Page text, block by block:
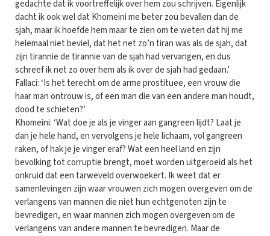
gedachte dat ik voortreffelijk over hem zou schrijven. Eigenlijk
dacht ik ook wel dat Khomeini me beter zou bevallen dan de
sjah, maar ik hoefde hem maar te zien om te weten dat hij me
helemaal niet beviel, dat het net zo’n tiran was als de sjah, dat
zijn tirannie de tirannie van de sjah had vervangen, en dus
schreef ik net zo over hem als ik over de sjah had gedaan.’
Fallaci: ‘Is het terecht om de arme prostituee, een vrouw die
haar man ontrouw is, of een man die van een andere man houdt,
dood te schieten?’
Khomeini: ‘Wat doe je als je vinger aan gangreen lijdt? Laat je
dan je hele hand, en vervolgens je hele lichaam, vol gangreen
raken, of hak je je vinger eraf? Wat een heel land en zijn
bevolking tot corruptie brengt, moet worden uitgeroeid als het
onkruid dat een tarweveld overwoekert. Ik weet dat er
samenlevingen zijn waar vrouwen zich mogen overgeven om de
verlangens van mannen die niet hun echtgenoten zijn te
bevredigen, en waar mannen zich mogen overgeven om de
verlangens van andere mannen te bevredigen. Maar de